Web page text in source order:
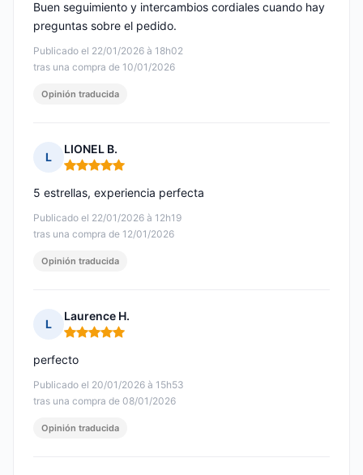
Publicado el 22/01/2026 à 18h02
tras una compra de 10/01/2026
Buen seguimiento y intercambios cordiales cuando hay
preguntas sobre el pedido.
Opinión traducida
L
LIONEL B.
Nota: 5 de 5
Publicado el 22/01/2026 à 12h19
tras una compra de 12/01/2026
5 estrellas, experiencia perfecta
Opinión traducida
L
Laurence H.
Nota: 5 de 5
Publicado el 20/01/2026 à 15h53
tras una compra de 08/01/2026
perfecto
Opinión traducida